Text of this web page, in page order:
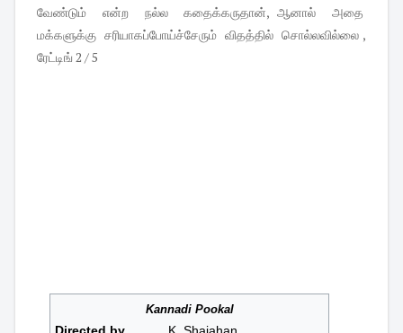
வேண்டும் என்ற நல்ல கதைக்கருதான், ஆனால் அதை
மக்களுக்கு சரியாகப்போய்ச்சேரும் விதத்தில் சொல்லவில்லை ,
ரேட்டிங் 2 / 5
Kannadi Pookal